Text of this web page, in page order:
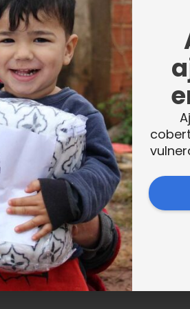
VER MAIS NOTÍCIAS